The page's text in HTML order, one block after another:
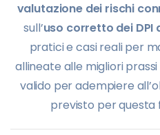
valutazione dei rischi
sull’uso corretto dei
pratici e casi reali per
allineate alle migliori
valido per adempiere
previsto per questa